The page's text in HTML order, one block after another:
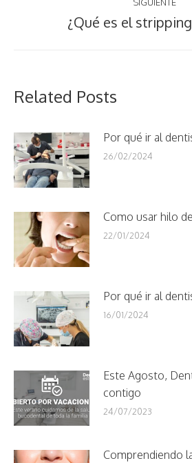
¿Qué es el
Related Posts
Por qué ir al
26/02/2024
Como usar hilo
22/01/2024
Por qué ir al
16/01/2024
Este Agosto,
contigo
24/07/2023
Comprendiendo